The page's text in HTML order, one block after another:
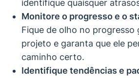
identifique quaisquer
Monitore o progresso e o
Fique de olho no progresso
projeto e garanta que ele
caminho certo.
Identifique tendências e